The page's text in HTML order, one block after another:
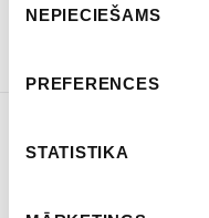
izvēle
NEPIECIEŠAMS
PREFERENCES
STATISTIKA
PASŪTĪT BROŠŪRU